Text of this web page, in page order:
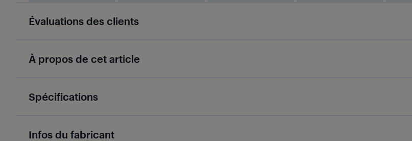
Évaluations des clients
À propos de cet article
Spécifications
Infos du fabricant